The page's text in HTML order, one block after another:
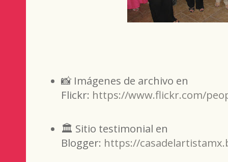
📸 Imágenes de archivo en
Flickr: https://www.flickr.com/
🏛️ Sitio testimonial en
Blogger: https://